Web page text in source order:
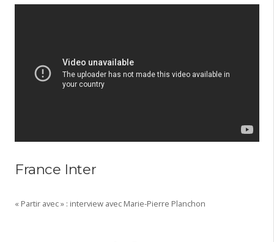
France Inter
« Partir avec » : interview avec Marie-Pierre Planchon